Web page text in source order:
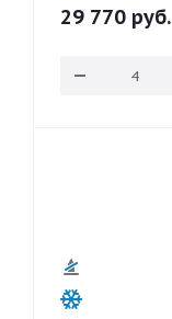
29 770 руб.